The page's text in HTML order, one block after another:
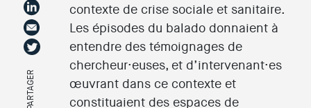
PARTAGER
contexte de crise sociale et sanitaire.
Les épisodes du balado donnaient à
entendre des témoignages de
chercheur·euses, et d’intervenant·es
œuvrant dans ce contexte et
constituaient des espaces de